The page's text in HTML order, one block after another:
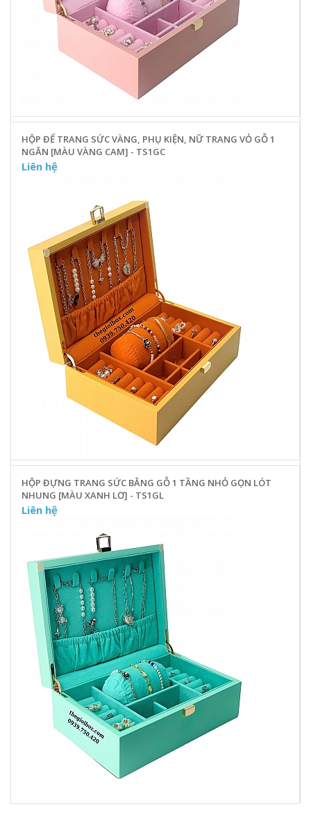
HỘP ĐỂ TRANG SỨC VÀNG, PHỤ KIỆN, NỮ TRANG VỎ GỖ 1
NGĂN [MÀU VÀNG CAM] - TS1GC
Liên hệ
HỘP ĐỰNG TRANG SỨC BẰNG GỖ 1 TẦNG NHỎ GỌN LÓT
NHUNG [MÀU XANH LƠ] - TS1GL
Liên hệ